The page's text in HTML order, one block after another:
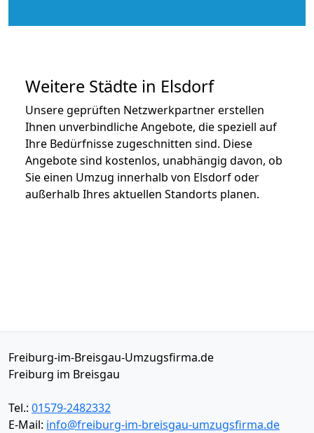
Weitere Städte in Elsdorf
Unsere geprüften Netzwerkpartner erstellen
Ihnen unverbindliche Angebote, die speziell auf
Ihre Bedürfnisse zugeschnitten sind. Diese
Angebote sind kostenlos, unabhängig davon, ob
Sie einen Umzug innerhalb von Elsdorf oder
außerhalb Ihres aktuellen Standorts planen.
Freiburg-im-Breisgau-Umzugsfirma.de
Freiburg im Breisgau
Tel.: 01579-2482332
E-Mail: info@freiburg-im-breisgau-umzugsfirma.de